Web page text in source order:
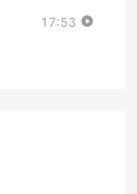
17:53